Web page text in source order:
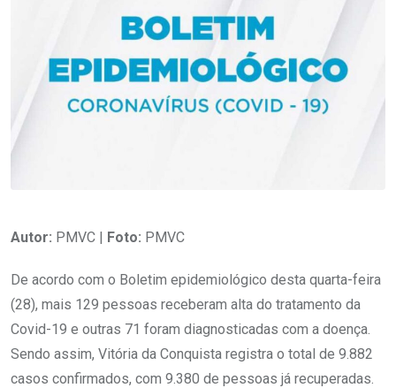
Autor: PMVC | Foto: PMVC
De acordo com o Boletim epidemiológico desta quarta-feira
(28), mais 129 pessoas receberam alta do tratamento da
Covid-19 e outras 71 foram diagnosticadas com a doença.
Sendo assim, Vitória da Conquista registra o total de 9.882
casos confirmados, com 9.380 de pessoas já recuperadas.